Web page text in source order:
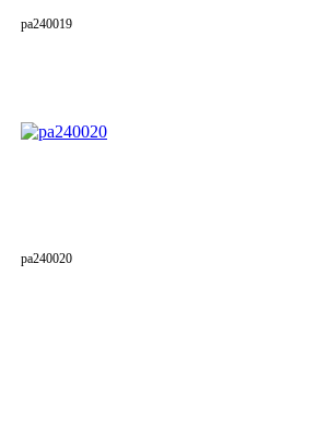
pa240019
pa240020